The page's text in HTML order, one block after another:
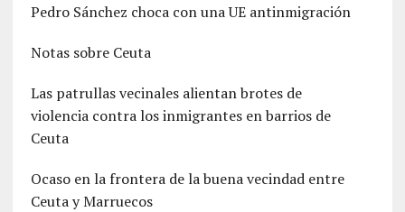
Pedro Sánchez choca con una UE antinmigración
Notas sobre Ceuta
Las patrullas vecinales alientan brotes de
violencia contra los inmigrantes en barrios de
Ceuta
Ocaso en la frontera de la buena vecindad entre
Ceuta y Marruecos